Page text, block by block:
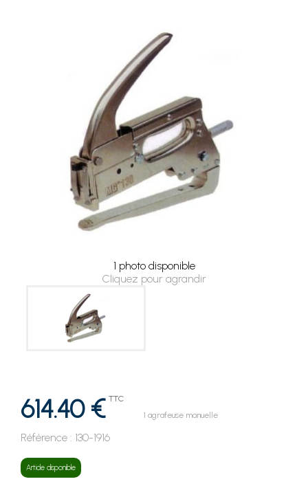
1 photo disponible
Cliquez pour agrandir
614.40 € TTC
1 agrafeuse manuelle
Référence : 130-1916
Article disponible